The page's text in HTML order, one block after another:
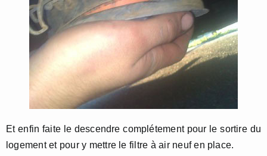
Et enfin faite le descendre complétement pour le sortire du
logement et pour y mettre le filtre à air neuf en place.